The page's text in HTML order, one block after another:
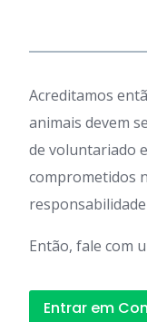
Acreditamos
animais devem
de voluntariado
comprometidos
Então, fale com
Entrar em